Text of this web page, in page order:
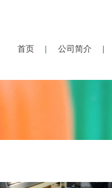
首页 公司简介